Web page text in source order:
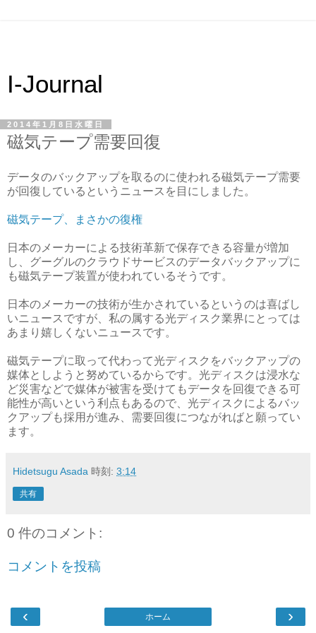
I-Journal
2014年1月8日水曜日
磁気テープ需要回復
データのバックアップを取るのに使われる磁気テープ需要
が回復しているというニュースを目にしました。
磁気テープ、まさかの復権
日本のメーカーによる技術革新で保存できる容量が増加
し、グーグルのクラウドサービスのデータバックアップに
も磁気テープ装置が使われているそうです。
日本のメーカーの技術が生かされているというのは喜ばし
いニュースですが、私の属する光ディスク業界にとっては
あまり嬉しくないニュースです。
磁気テープに取って代わって光ディスクをバックアップの
媒体としようと努めているからです。光ディスクは浸水な
ど災害などで媒体が被害を受けてもデータを回復できる可
能性が高いという利点もあるので、光ディスクによるバッ
クアップも採用が進み、需要回復につながればと願ってい
ます。
Hidetsugu Asada 時刻: 3:14
共有
0 件のコメント:
コメントを投稿
‹ ›
ホーム